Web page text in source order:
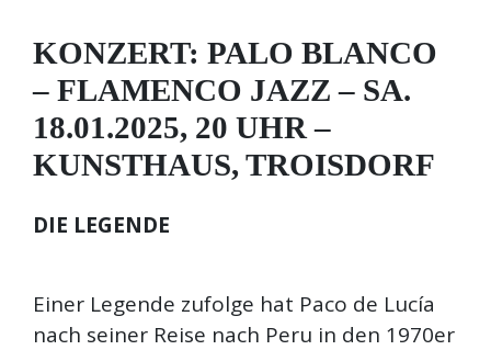
KONZERT: PALO BLANCO
– FLAMENCO JAZZ – SA.
18.01.2025, 20 UHR –
KUNSTHAUS, TROISDORF
DIE LEGENDE
Einer Legende zufolge hat Paco de Lucía
nach seiner Reise nach Peru in den 1970er